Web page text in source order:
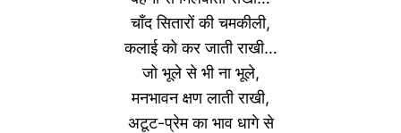
चाँद सितारों की चमकीली,
कलाई को कर जाती राखी…
जो भूले से भी ना भूले,
मनभावन क्षण लाती राखी,
अटूट-प्रेम का भाव धागे से